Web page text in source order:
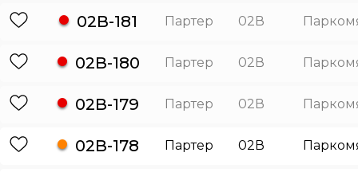
02В-181 Партер 02В
02В-180 Партер 02В
02В-179 Партер 02В
02В-178 Партер 02В